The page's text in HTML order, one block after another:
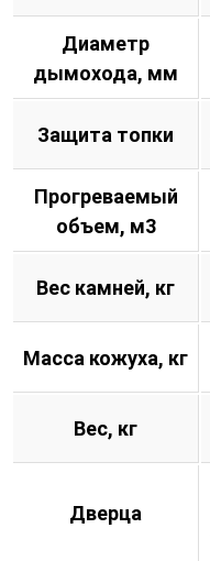
Диаметр
дымохода, мм
Защита топки
Прогреваемый
объем, м3
Вес камней, кг
Масса кожуха, кг
Вес, кг
Дверца